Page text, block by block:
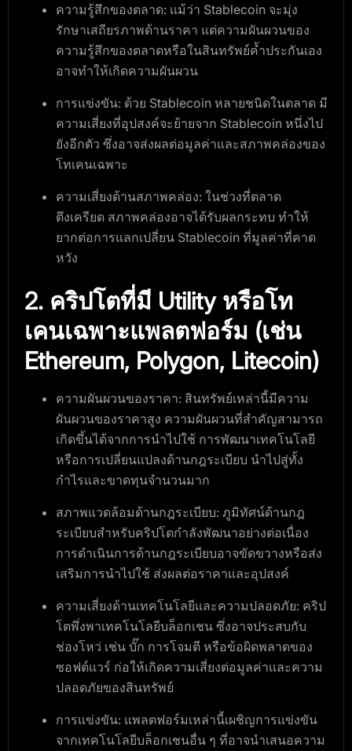
ความรู้สึกของตลาด: แม้ว่า Stablecoin จะมุ่ง
รักษาเสถียรภาพด้านราคา แต่ความผันผวนของ
ความรู้สึกของตลาดหรือในสินทรัพย์ค้ำประกันเอง
อาจทำให้เกิดความผันผวน
การแข่งขัน: ด้วย Stablecoin หลายชนิดในตลาด มี
ความเสี่ยงที่อุปสงค์จะย้ายจาก Stablecoin หนึ่งไป
ยังอีกตัว ซึ่งอาจส่งผลต่อมูลค่าและสภาพคล่องของ
โทเคนเฉพาะ
ความเสี่ยงด้านสภาพคล่อง: ในช่วงที่ตลาด
ตึงเครียด สภาพคล่องอาจได้รับผลกระทบ ทำให้
ยากต่อการแลกเปลี่ยน Stablecoin ที่มูลค่าที่คาด
หวัง
2. คริปโตที่มี Utility หรือโท
เคนเฉพาะแพลตฟอร์ม (เช่น
Ethereum, Polygon, Litecoin)
ความผันผวนของราคา: สินทรัพย์เหล่านี้มีความ
ผันผวนของราคาสูง ความผันผวนที่สำคัญสามารถ
เกิดขึ้นได้จากการนำไปใช้ การพัฒนาเทคโนโลยี
หรือการเปลี่ยนแปลงด้านกฎระเบียบ นำไปสู่ทั้ง
กำไรและขาดทุนจำนวนมาก
สภาพแวดล้อมด้านกฎระเบียบ: ภูมิทัศน์ด้านกฎ
ระเบียบสำหรับคริปโตกำลังพัฒนาอย่างต่อเนื่อง
การดำเนินการด้านกฎระเบียบอาจขัดขวางหรือส่ง
เสริมการนำไปใช้ ส่งผลต่อราคาและอุปสงค์
ความเสี่ยงด้านเทคโนโลยีและความปลอดภัย: คริป
โตพึ่งพาเทคโนโลยีบล็อกเชน ซึ่งอาจประสบกับ
ช่องโหว่ เช่น บั๊ก การโจมตี หรือข้อผิดพลาดของ
ซอฟต์แวร์ ก่อให้เกิดความเสี่ยงต่อมูลค่าและความ
ปลอดภัยของสินทรัพย์
การแข่งขัน: แพลตฟอร์มเหล่านี้เผชิญการแข่งขัน
จากเทคโนโลยีบล็อกเชนอื่น ๆ ที่อาจนำเสนอความ